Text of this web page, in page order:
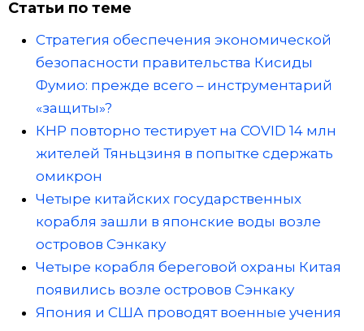
Статьи по теме
Стратегия обеспечения экономической
безопасности правительства Кисиды
Фумио: прежде всего – инструментарий
«защиты»?
КНР повторно тестирует на COVID 14 млн
жителей Тяньцзиня в попытке сдержать
омикрон
Четыре китайских государственных
корабля зашли в японские воды возле
островов Сэнкаку
Четыре корабля береговой охраны Китая
появились возле островов Сэнкаку
Япония и США проводят военные учения